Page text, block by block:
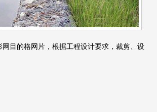
目的格网片，根据工程设计要求，裁剪、设